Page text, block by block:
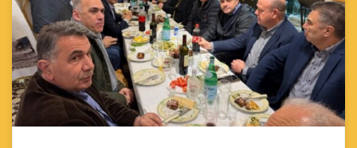
καθιερωμένη τελετή κοπής της βασιλόπιτας του Παγκύπριος
Σύνδεσμος Εφέδρων Πυροβολικού, στο οίκημα του Συνδέσμου. Η
εκδήλωση αποτέλεσε για ακόμη μια χρονιά σημείο αναφοράς για
τα μέλη της μεγάλης οικογένειας του Πυροβολικού,
σηματοδοτώντας το καλωσόρισμα […]